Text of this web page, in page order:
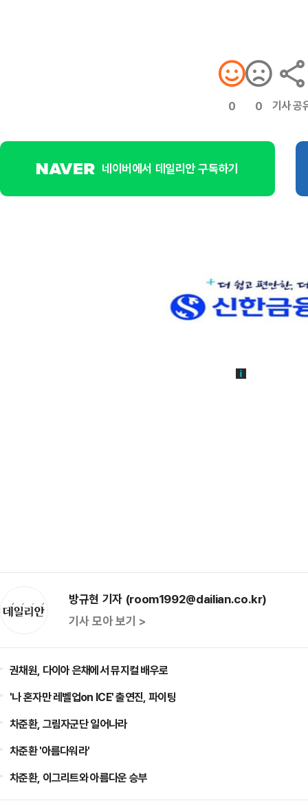
0 0 기사 공
네이버에서 데일리안 구독하기
방규현 기자 (room1992@dailian.co.kr)
기사 모아 보기 >
권채원, 다이아 은채에서 뮤지컬 배우로
'나 혼자만 레벨업on ICE' 출연진, 파이팅
차준환, 그림자군단 일어나라
차준환 '아름다워라'
차준환, 이그리트와 아름다운 승부